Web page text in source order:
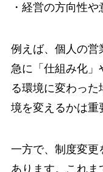
・経営の方向性
例えば、個人の営
急に「仕組み化
る環境に変わっ
境を変えるかは重
一方で、制度変更
あります。これま